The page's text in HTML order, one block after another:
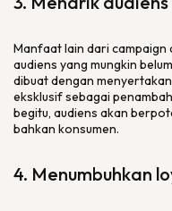
Manfaat lain dari campaign
audiens yang mungkin
dibuat dengan
eksklusif sebagai
begitu, audiens akan
bahkan konsumen.
4. Menumbuhkan